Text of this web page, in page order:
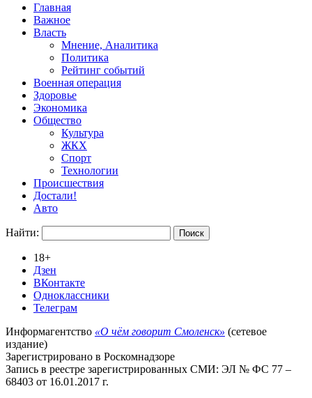
Главная
Важное
Власть
Мнение, Аналитика
Политика
Рейтинг событий
Военная операция
Здоровье
Экономика
Общество
Культура
ЖКХ
Спорт
Технологии
Происшествия
Достали!
Авто
Найти:
18+
Дзен
ВКонтакте
Одноклассники
Телеграм
Информагентство «О чём говорит Смоленск» (сетевое
издание)
Зарегистрировано в Роскомнадзоре
Запись в реестре зарегистрированных СМИ: ЭЛ № ФС 77 –
68403 от 16.01.2017 г.